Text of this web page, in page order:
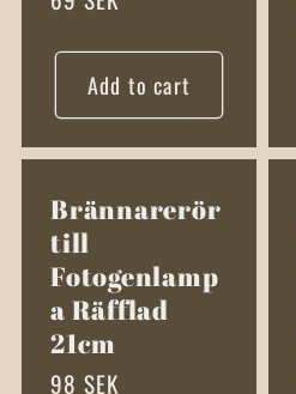
Add to cart
Brännarerör
till
Fotogenlamp
a Räfflad
21cm
Regular
98 SEK